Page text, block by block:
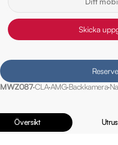
Skicka
MWZ087CLAAMGBackkamera
Översikt